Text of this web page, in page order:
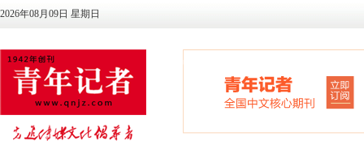
2026年08月09日 星期日